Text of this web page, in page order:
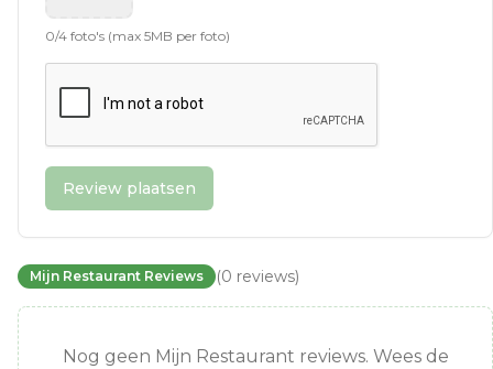
0/4 foto's (max 5MB per foto)
Review plaatsen
Mijn Restaurant Reviews (0 reviews)
Nog geen Mijn Restaurant reviews. Wees de